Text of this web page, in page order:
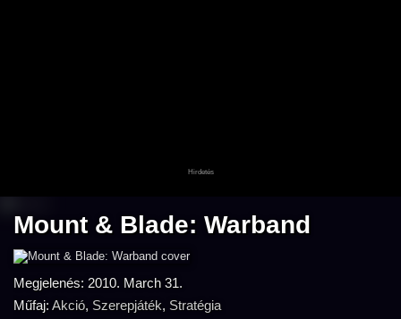
Mount & Blade: Warband
Megjelenés: 2010. March 31.
Műfaj: Akció, Szerepjáték, Stratégia